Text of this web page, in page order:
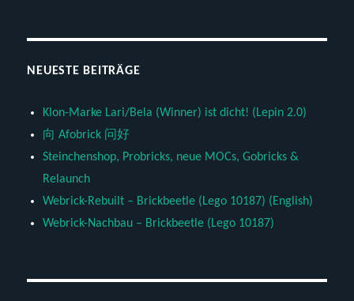
NEUESTE BEITRÄGE
Klon-Marke Lari/Bela (Winner) ist dicht! (Lepin 2.0)
向 Afobrick 问好
Steinchenshop, Probricks, neue MOCs, Gobricks &
Relaunch
Webrick-Rebuilt – Brickbeetle (Lego 10187) (English)
Webrick-Nachbau – Brickbeetle (Lego 10187)